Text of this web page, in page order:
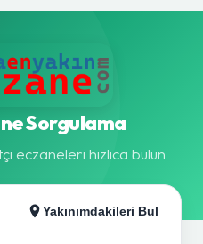
Sorgulama
eczaneleri hızlıca bulun
Yakınımdakileri Bul